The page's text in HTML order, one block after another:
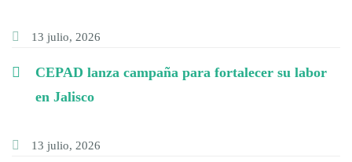
13 julio, 2026
CEPAD lanza campaña para fortalecer su labor
en Jalisco
13 julio, 2026